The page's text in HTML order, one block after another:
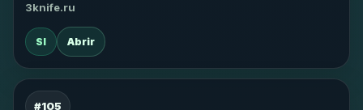
3knife.ru
SI Abrir
#105